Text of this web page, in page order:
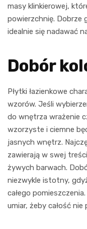
masy klinkierowej,
powierzchnię. Dobrze
idealnie się nadawać
Dobór
Płytki łazienkowe
wzorów. Jeśli
do wnętrza wrażenie
wzorzyste i ciemne
jasnych wnętrz.
zawierają w swej
żywych barwach.
niezwykle istotny,
całego
umiar, żeby całość nie